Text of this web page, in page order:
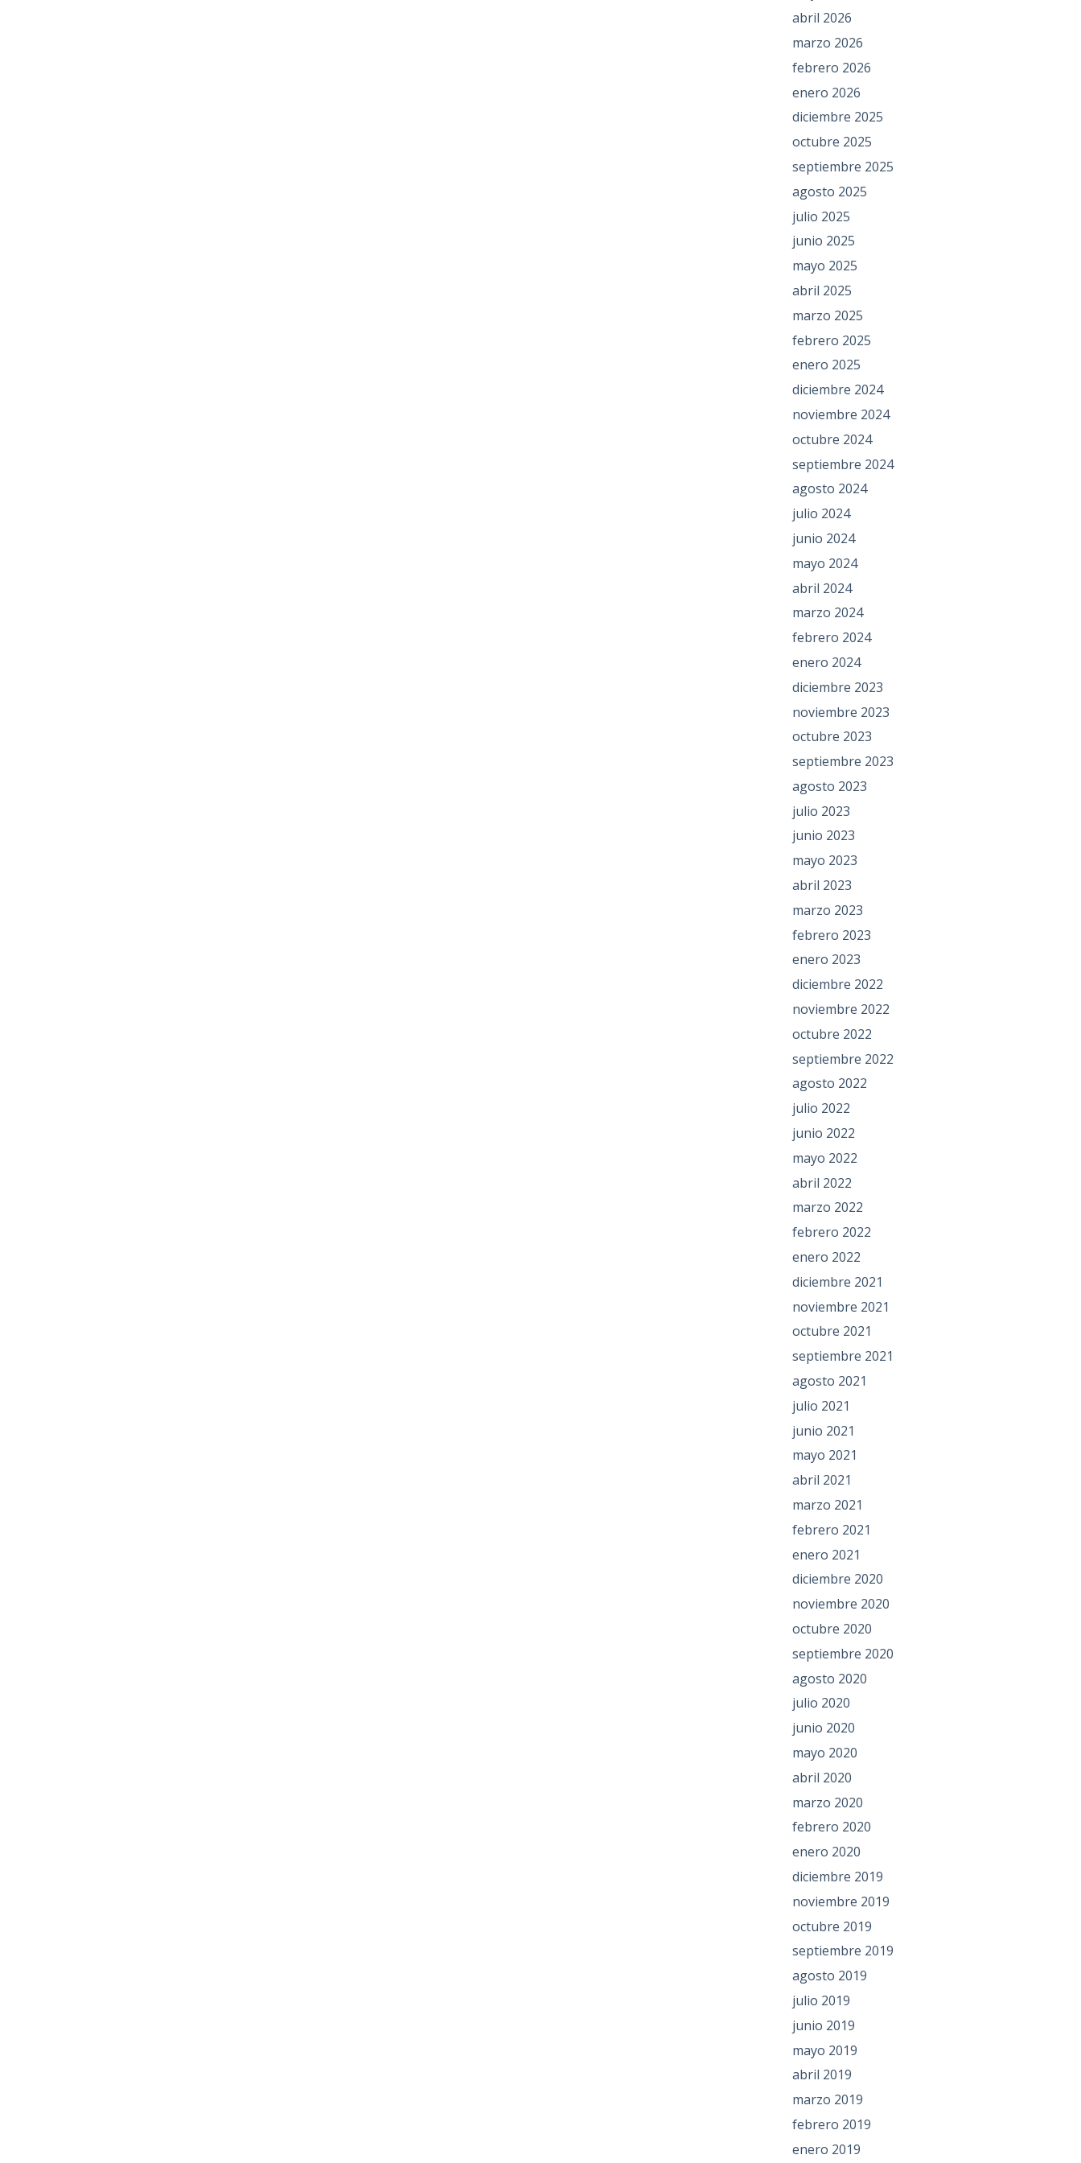
abril 2026
marzo 2026
febrero 2026
enero 2026
diciembre 2025
octubre 2025
septiembre 2025
agosto 2025
julio 2025
junio 2025
mayo 2025
abril 2025
marzo 2025
febrero 2025
enero 2025
diciembre 2024
noviembre 2024
octubre 2024
septiembre 2024
agosto 2024
julio 2024
junio 2024
mayo 2024
abril 2024
marzo 2024
febrero 2024
enero 2024
diciembre 2023
noviembre 2023
octubre 2023
septiembre 2023
agosto 2023
julio 2023
junio 2023
mayo 2023
abril 2023
marzo 2023
febrero 2023
enero 2023
diciembre 2022
noviembre 2022
octubre 2022
septiembre 2022
agosto 2022
julio 2022
junio 2022
mayo 2022
abril 2022
marzo 2022
febrero 2022
enero 2022
diciembre 2021
noviembre 2021
octubre 2021
septiembre 2021
agosto 2021
julio 2021
junio 2021
mayo 2021
abril 2021
marzo 2021
febrero 2021
enero 2021
diciembre 2020
noviembre 2020
octubre 2020
septiembre 2020
agosto 2020
julio 2020
junio 2020
mayo 2020
abril 2020
marzo 2020
febrero 2020
enero 2020
diciembre 2019
noviembre 2019
octubre 2019
septiembre 2019
agosto 2019
julio 2019
junio 2019
mayo 2019
abril 2019
marzo 2019
febrero 2019
enero 2019